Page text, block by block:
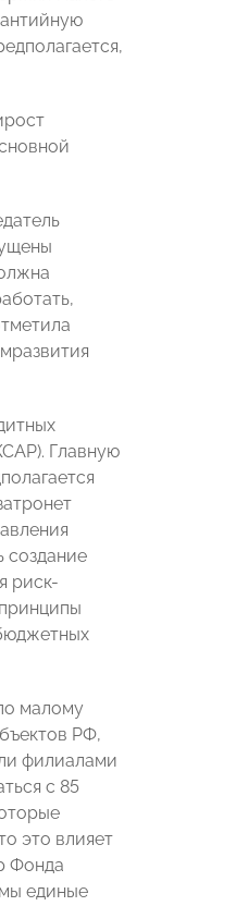
Главную
создание
риск-
малому
РФ,
филиалами
с 85
это влияет
Фонда
единые